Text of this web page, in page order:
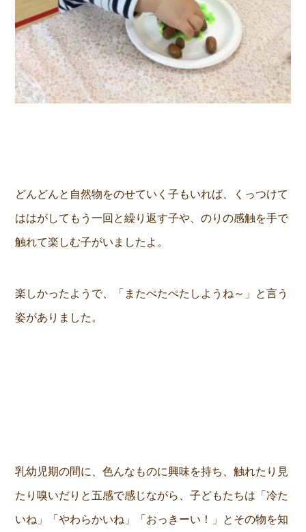
どんどんと自然物をのせていく子もいれば、くっつけて
ははがしてもう一回と繰り返す子や、のりの感触を手で
触れて楽しむ子がいましたよ。
楽しかったようで、「またぺたぺたしようね～」と言う
姿がありました。
乳幼児期の間に、色んなものに興味を持ち、触れたり見
たり嗅いだりと五感で感じながら、子どもたちは「冷た
いね」「やわらかいね」「おっきーい！」とその物を知